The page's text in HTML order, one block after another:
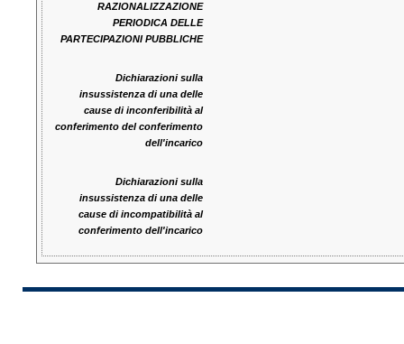
RAZIONALIZZAZIONE
PERIODICA DELLE
PARTECIPAZIONI PUBBLICHE
Dichiarazioni sulla
insussistenza di una delle
cause di inconferibilità al
conferimento del conferimento
dell'incarico
Dichiarazioni sulla
insussistenza di una delle
cause di incompatibilità al
conferimento dell'incarico